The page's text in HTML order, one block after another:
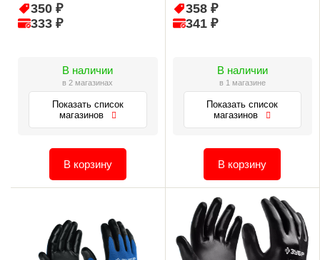
350 ₽
333 ₽
В наличии
в 2 магазинах
Показать список
магазинов
В корзину
358 ₽
341 ₽
В наличии
в 1 магазине
Показать список
магазинов
В корзину